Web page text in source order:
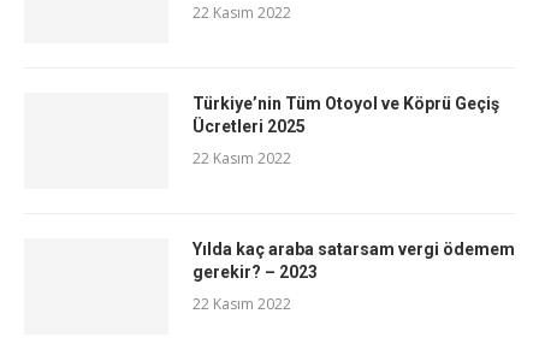
22 Kasım 2022
Türkiye’nin Tüm Otoyol ve Köprü Geçiş
Ücretleri 2025
22 Kasım 2022
Yılda kaç araba satarsam vergi ödemem
gerekir? – 2023
22 Kasım 2022